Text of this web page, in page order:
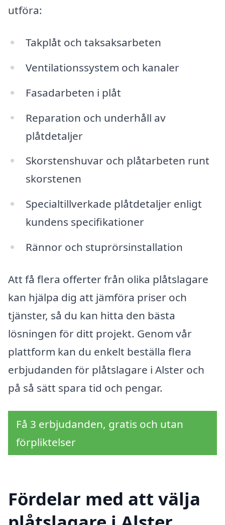
utföra:
Takplåt och taksaksarbeten
Ventilationssystem och kanaler
Fasadarbeten i plåt
Reparation och underhåll av
plåtdetaljer
Skorstenshuvar och plåtarbeten runt
skorstenen
Specialtillverkade plåtdetaljer enligt
kundens specifikationer
Rännor och stuprörsinstallation
Att få flera offerter från olika plåtslagare
kan hjälpa dig att jämföra priser och
tjänster, så du kan hitta den bästa
lösningen för ditt projekt. Genom vår
plattform kan du enkelt beställa flera
erbjudanden för plåtslagare i Alster och
på så sätt spara tid och pengar.
Få 3 erbjudanden, gratis och utan
förpliktelser
Fördelar med att välja